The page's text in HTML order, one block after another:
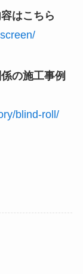
はこちら
の施工事例
blind-roll/